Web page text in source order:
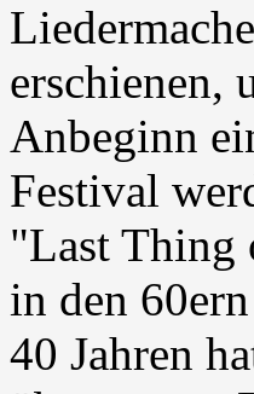
erschienen,
Anbeginn
Festival
"Last Thing
in den
40 Jahren